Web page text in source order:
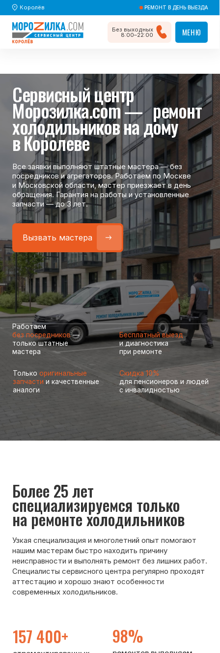
МЕНЮ
Сервисный центр
Морозилка.com — ремонт
холодильников на дому
в Королеве
Все заявки выполняют штатные мастера — без
посредников и агрегаторов. Работаем по Москве
и Московской области, мастер приезжает в день
обращения. Гарантия на работы и установленные
запчасти — до 3 лет.
Вызвать мастера
Вызвать мастера
Работаем
без посредников—
только штатные
мастера
Скидка 10%
для пенсионеров и людей
с инвалидностью
Только
оригинальные
запчастии качественные
аналоги
Бесплатный выезд
и диагностика
при ремонте
8:00–22:00
Королёв РЕМОНТ В ДЕНЬ ВЫЕЗДА
МЕНЮ
>25 лет 85%
98%
157 400+
Более 25 лет
специализируемся только
на ремонте холодильников
опыта ремонта
холодильников
клиентов обращаются
по рекомендации
ремонтов выполняем
отремонтированных
с 2001 года
Узкая специализация и многолетний опыт помогают
нашим мастерам быстро находить причину